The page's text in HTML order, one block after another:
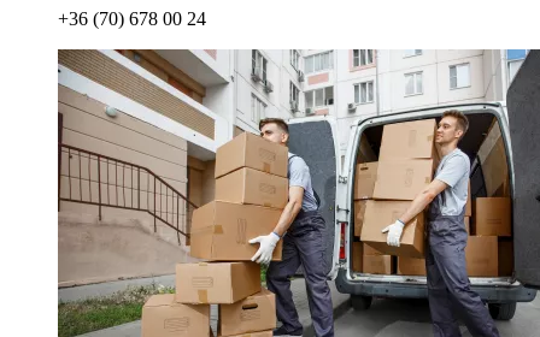
+36 (70) 678 00 24